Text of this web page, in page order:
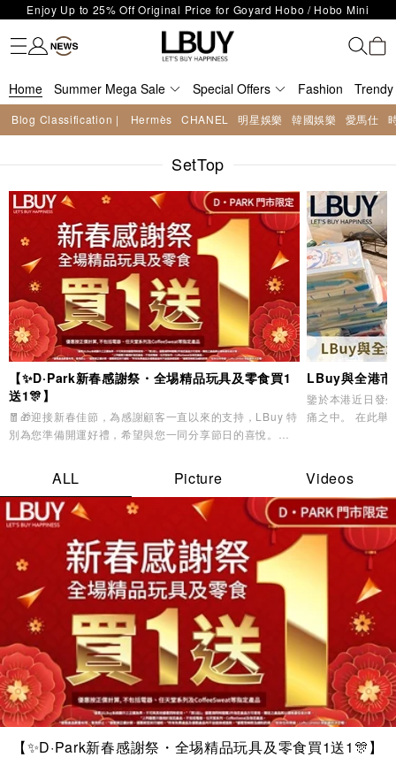
Limited Edition!
LBuy Exclusive : Hermès / Chanel handbags and jewellery up to 40%
off—shop now!
LBuy Nintendo Switch / Nintendo Switch 2 Official Product Retail Store
is now open at Shop 426, Level 4, MOKO！
The 10,000 feet flagship store with Hermès、CHANEL and LV areas at
Free Delivery over HKD500!
LBuy MEGA SALE: Up to 40% OFF Selected Designer Bags and Small
Fashion
Trendy brand
Kidswear
Beauty
Fragrance
Personal Care
Mother Care & Baby
Games and fine toys
Stationery
Home Living
Electronics
Food
Health Care
Outdoor
Home Summer Mega Sale Special Offers Fashion
Blog Classification | Hermès CHANEL 明星娛樂 韓國娛樂 愛馬仕
SetTop
【✨D·Park新春感謝祭・全埸精品玩具及零食買1
送1🎊】
🧧🎁迎接新春佳節，為感謝顧客一直以來的支持，LBuy 特
別為您準備開運好禮，希望與您一同分享節日的喜悅。即
匯集多款深受歡迎的角色精品、造型玩具及人氣零食，無
論是為生活增添趣味、營造節慶氣氛，或為親友準備賀年
心意，都能在此一站選齊、輕鬆滿載而歸，讓喜悅與祝福
加倍呈現 ❤️
LBuy與全港市
鑒於本港近日發
痛之中。 在此舉港同悲的時刻，LBuy集團與全港市民同心
ALL Picture Videos
【✨D·Park新春感謝祭・全埸精品玩具及零食買1送1🎊】